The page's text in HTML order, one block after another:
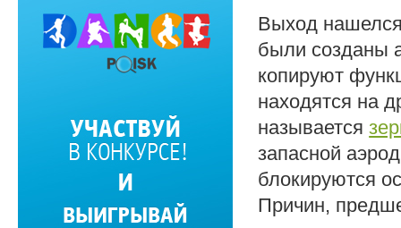
Выход
были созданы
копируют
находятся на
называется
запасной
блокируются
Причин,